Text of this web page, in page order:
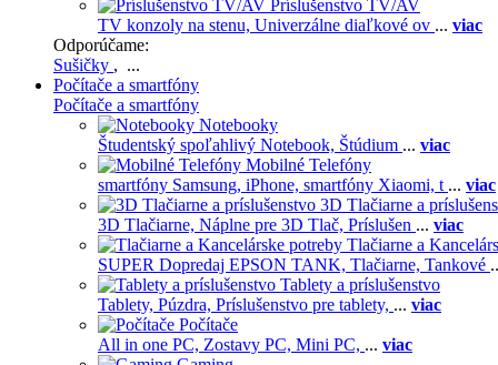
Príslušenstvo TV/AV
TV konzoly na stenu, Univerzálne diaľkové ov ... viac
Odporúčame:
Sušičky , ...
Počítače a smartfóny
Počítače a smartfóny
Notebooky
Študentský spoľahlivý Notebook, Štúdium ... viac
Mobilné Telefóny
smartfóny Samsung, iPhone, smartfóny Xiaomi, t ... viac
3D Tlačiarne a
3D Tlačiarne, Náplne pre 3D Tlač, Príslušen ... viac
Tlačiarne a
SUPER Dopredaj EPSON TANK, Tlačiarne, Tankové
Tablety a príslušenstvo
Tablety, Púzdra, Príslušenstvo pre tablety, ... viac
Počítače
All in one PC, Zostavy PC, Mini PC, ... viac